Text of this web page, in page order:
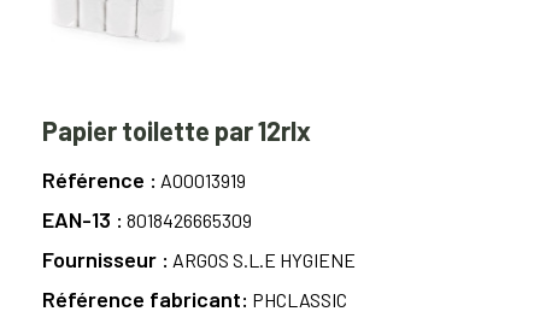
Papier toilette par 12rlx
Référence A00013919
EAN-13 8018426665309
Fournisseur ARGOS S.L.E HYGIENE
Référence fabricant PHCLASSIC